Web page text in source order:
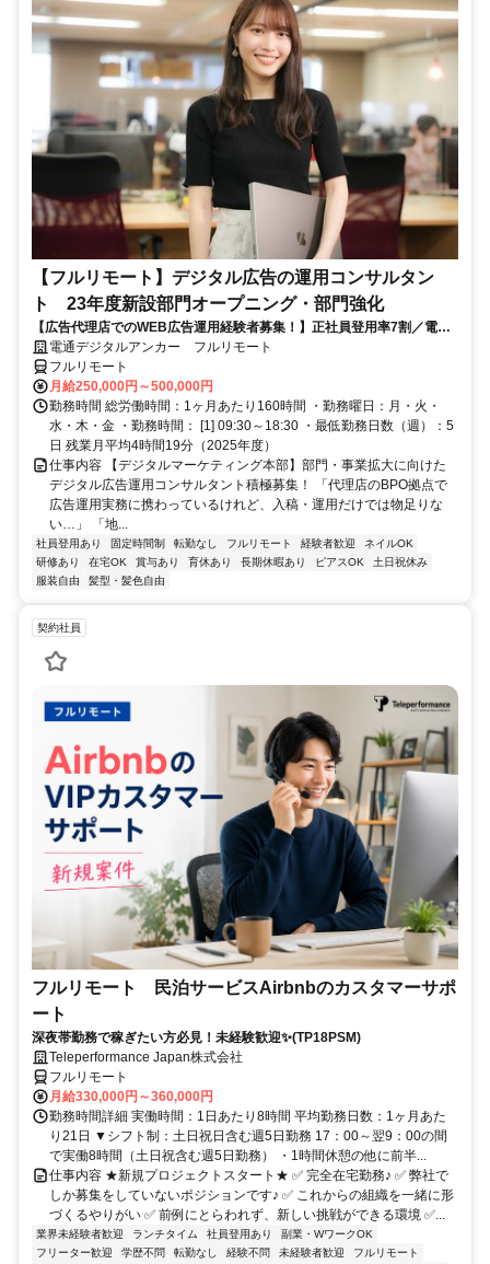
【フルリモート】デジタル広告の運用コンサルタン
ト 23年度新設部門オープニング・部門強化
【広告代理店でのWEB広告運用経験者募集！】正社員登用率7割／電通
G／全国×完全在宅／年休126日・土日祝休み／残業月平均4時間19分
電通デジタルアンカー フルリモート
フルリモート
月給250,000円～500,000円
勤務時間 総労働時間：1ヶ月あたり160時間 ・勤務曜日：月・火・
水・木・金 ・勤務時間： [1] 09:30～18:30 ・最低勤務日数（週）：5
日 残業月平均4時間19分（2025年度）
仕事内容 【デジタルマーケティング本部】部門・事業拡大に向けた
デジタル広告運用コンサルタント積極募集！ 「代理店のBPO拠点で
広告運用実務に携わっているけれど、入稿・運用だけでは物足りな
い…」 「地...
社員登用あり 固定時間制 転勤なし フルリモート 経験者歓迎
ネイルOK
研修あり
在宅OK 賞与あり 育休あり 長期休暇あり ピアスOK
土日祝休み
服装自由
髪型・髪色自由
契約社員
フルリモート 民泊サービスAirbnbのカスタマーサポ
ート
深夜帯勤務で稼ぎたい方必見！未経験歓迎✨(TP18PSM)
Teleperformance Japan株式会社
フルリモート
月給330,000円～360,000円
勤務時間詳細 実働時間：1日あたり8時間 平均勤務日数：1ヶ月あた
り21日 ▼シフト制：土日祝日含む週5日勤務 17：00～翌9：00の間
で実働8時間（土日祝含む週5日勤務） ・1時間休憩の他に前半...
仕事内容 ★新規プロジェクトスタート★ ✅ 完全在宅勤務♪ ✅ 弊社で
しか募集をしていないポジションです♪ ✅ これからの組織を一緒に形
づくるやりがい ✅ 前例にとらわれず、新しい挑戦ができる環境 ✅...
業界未経験者歓迎 ランチタイム 社員登用あり
副業・WワークOK
フリーター歓迎
学歴不問 転勤なし 経験不問 未経験者歓迎
フルリモート